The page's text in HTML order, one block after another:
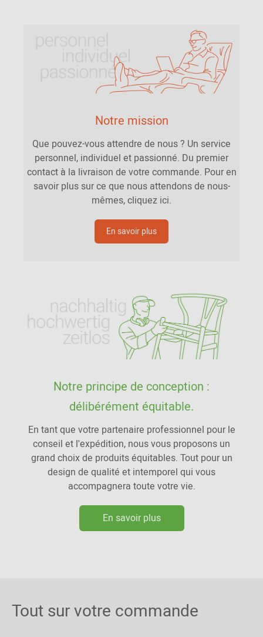
Notre mission
Que pouvez-vous attendre de nous ? Un service
personnel, individuel et passionné. Du premier
contact à la livraison de votre commande. Pour en
savoir plus sur ce que nous attendons de nous-
mêmes, cliquez ici.
En savoir plus
Notre principe de conception :
délibérément équitable.
En tant que votre partenaire professionnel pour le
conseil et l'expédition, nous vous proposons un
grand choix de produits équitables. Tout pour un
design de qualité et intemporel qui vous
accompagnera toute votre vie.
En savoir plus
Tout sur votre commande